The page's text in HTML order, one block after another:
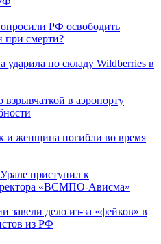
РФ освободить
при смерти?
ударила по складу Wildberries в
взрывчаткой в аэропорту
и женщина погибли во время
приступил к
«ВСМПО-Ависма»
завели дело из-за «фейков» в
из РФ